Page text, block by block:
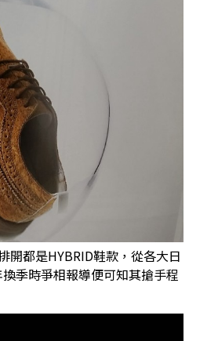
開都是HYBRID鞋款， 從各大日
季時爭相報導便可知其搶手程